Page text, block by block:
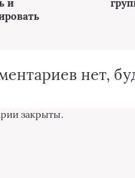
и
нет,
закрыты.